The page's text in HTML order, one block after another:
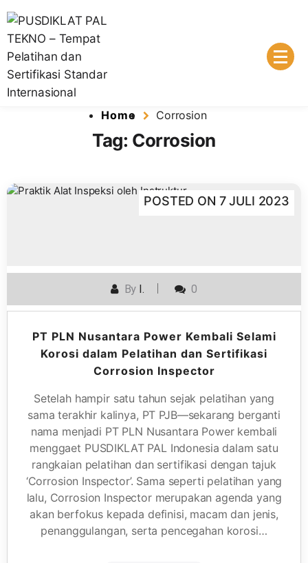
PUSDIKLAT PAL TEKNO – Tempat
Pelatihan dan Sertifikasi Standar
Internasional
Lembaga Pelatihan dan Sertifikasi Standar Internasional
Home Corrosion
Tag: Corrosion
POSTED ON 7 JULI 2023
By I. 0
PT PLN Nusantara Power Kembali Selami
Korosi dalam Pelatihan dan Sertifikasi
Corrosion Inspector
Setelah hampir satu tahun sejak pelatihan yang
sama terakhir kalinya, PT PJB—sekarang berganti
nama menjadi PT PLN Nusantara Power kembali
menggaet PUSDIKLAT PAL Indonesia dalam satu
rangkaian pelatihan dan sertifikasi dengan tajuk
‘Corrosion Inspector’. Sama seperti pelatihan yang
lalu, Corrosion Inspector merupakan agenda yang
akan berfokus kepada definisi, macam dan jenis,
penanggulangan, serta pencegahan korosi…